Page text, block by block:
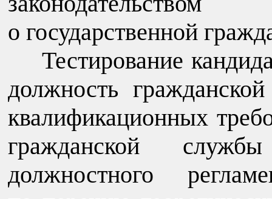
о государственной
Тестирование
должность
квалификационных
гражданской
должностного